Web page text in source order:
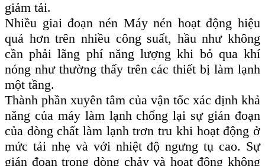
giảm tải.
Nhiều giai đoạn nén Máy nén hoạt động hiệu
quả hơn trên nhiều công suất, hầu như không
cần phải lãng phí năng lượng khi bỏ qua khí
nóng như thường thấy trên các thiết bị làm lạnh
một tầng.
Thành phần xuyên tâm của vận tốc xác định khả
năng của máy làm lạnh chống lại sự gián đoạn
của dòng chất làm lạnh trơn tru khi hoạt động ở
mức tải nhẹ và với nhiệt độ ngưng tụ cao. Sự
gián đoạn trong dòng chảy và hoạt động không